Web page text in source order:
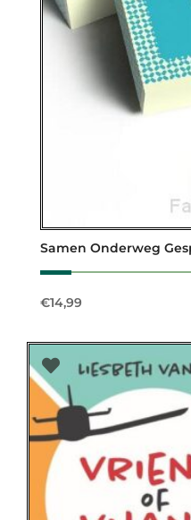
Samen Onderweg
€14,99